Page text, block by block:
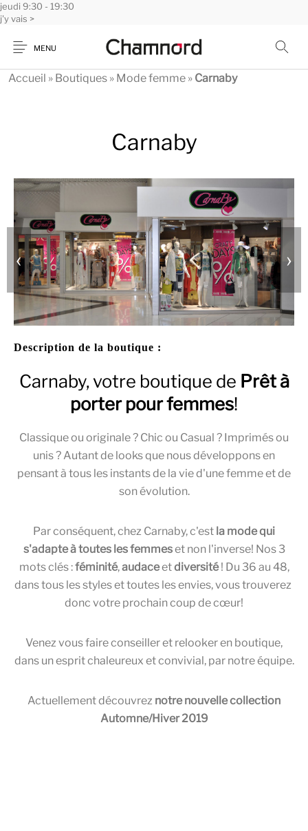
jeudi 9:30 - 19:30
j'y vais >
MENU
Accueil » Boutiques » Mode femme » Carnaby
Carnaby
‹ ›
Description de la boutique :
Carnaby, votre boutique de Prêt à
porter pour femmes!
Classique ou originale ? Chic ou Casual ? Imprimés ou
unis ? Autant de looks que nous développons en
pensant à tous les instants de la vie d'une femme et de
son évolution.
Par conséquent, chez Carnaby, c'est la mode qui
s'adapte à toutes les femmeset non l'inverse! Nos 3
mots clés :féminité,audaceetdiversité! Du 36 au 48,
dans tous les styles et toutes les envies, vous trouverez
donc votre prochain coup de cœur!
Venez vous faire conseiller et relooker en boutique,
dans un esprit chaleureux et convivial, par notre équipe.
Actuellement découvrez notre nouvelle collection
Automne/Hiver 2019
Panneau de gestion des cookies